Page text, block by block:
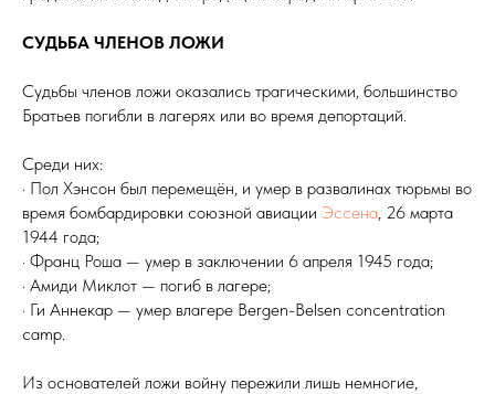
СУДЬБА ЧЛЕНОВ ЛОЖИ
Судьбы членов ложи оказались трагическими, большинство
Братьев погибли в лагерях или во время депортаций.
Среди них:
· Пол Хэнсон был перемещён, и умер в развалинах тюрьмы во
время бомбардировки союзной авиации Эссена , 26 марта
1944 года;
· Франц Роша — умер в заключении 6 апреля 1945 года;
· Амиди Mиклот — погиб в лагере;
· Ги Аннекар — умер влагере Bergen-Belsen concentration
camp.
Из основателей ложи войну пережили лишь немногие,